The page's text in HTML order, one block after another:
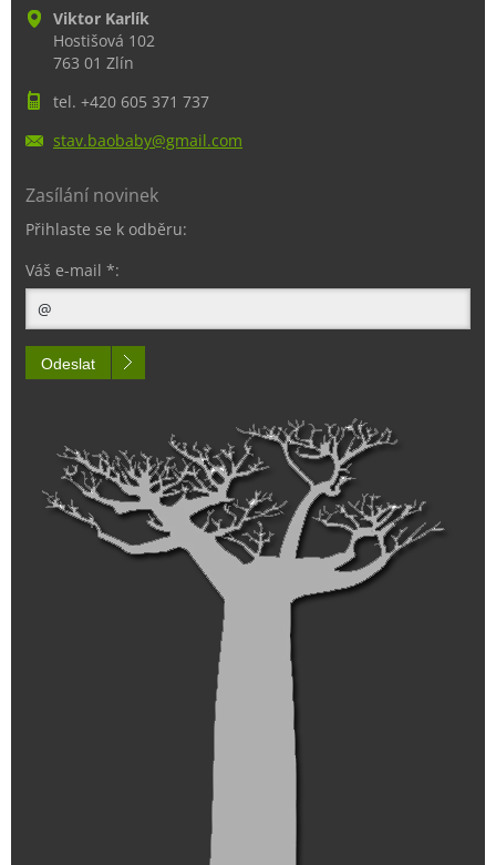
Viktor Karlík
Hostišová 102
763 01 Zlín
tel. +420 605 371 737
stav.baobaby@gmail.com
Zasílání novinek
Přihlaste se k odběru:
Váš e-mail *:
Odeslat